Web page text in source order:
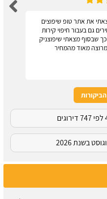
את אתר טופ שיפוצים
גם בעבור חיפוי קירות
כך שבסוף מצאתי שיפוצניק
מאוד מהמחיר
בשנת 2026